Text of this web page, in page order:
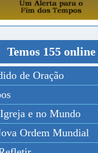
Temos 155 online
de Oração
e no Mundo
Ordem Mundial